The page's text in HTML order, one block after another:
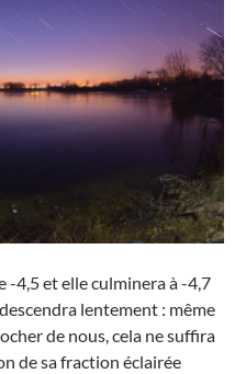
-4,5 et elle culminera à -4,7
lentement : même
de nous, cela ne suffira
de sa fraction éclairée